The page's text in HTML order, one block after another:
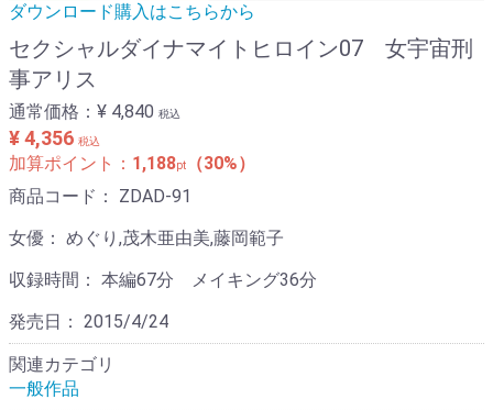
ダウンロード購入はこちらから
セクシャルダイナマイトヒロイン07 女宇宙刑
事アリス
通常価格： ¥ 4,840 税込
¥ 4,356 税込
加算ポイント： 1,188pt
（30%）
商品コード： ZDAD-91
女優： めぐり,茂木亜由美,藤岡範子
収録時間： 本編67分 メイキング36分
発売日： 2015/4/24
関連カテゴリ
一般作品